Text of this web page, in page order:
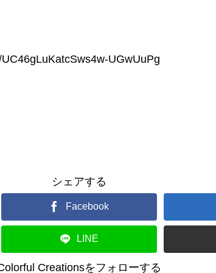
UGwUuPg
シェアする
Facebook
LINE
Creationsをフォローする